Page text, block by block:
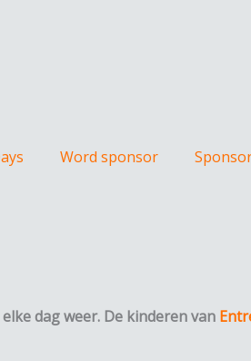
Word sponsor
dag weer. De kinderen van